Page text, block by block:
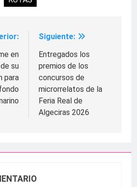
en
su
para
Siguiente:
Entregados los
premios de los
concursos de
microrrelatos de la
Feria Real de
Algeciras 2026